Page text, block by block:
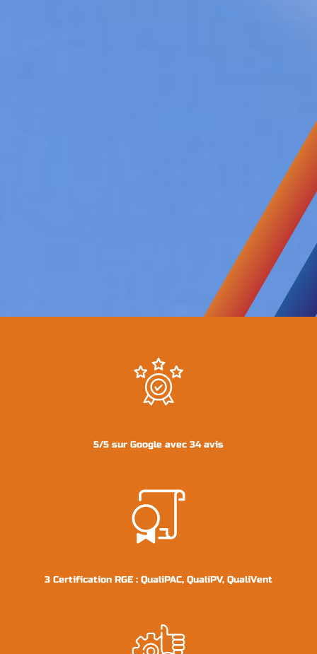
Installateur
climatisation, pompe
à chaleur et
Agen
5/5 sur Google avec 34 avis
3 Certification RGE : QualiPAC, QualiPV, QualiVent